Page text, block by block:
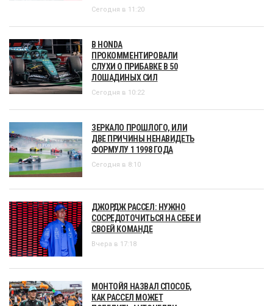
Сегодня в 11:20
В HONDA
ПРОКОММЕНТИРОВАЛИ
СЛУХИ О ПРИБАВКЕ В 50
ЛОШАДИНЫХ СИЛ
Сегодня в 10:22
ЗЕРКАЛО ПРОШЛОГО, ИЛИ
ДВЕ ПРИЧИНЫ НЕНАВИДЕТЬ
ФОРМУЛУ 1 1998 ГОДА
Сегодня в 8:10
ДЖОРДЖ РАССЕЛ: НУЖНО
СОСРЕДОТОЧИТЬСЯ НА СЕБЕ И
СВОЕЙ КОМАНДЕ
Вчера в 17:18
МОНТОЙЯ НАЗВАЛ СПОСОБ,
КАК РАССЕЛ МОЖЕТ